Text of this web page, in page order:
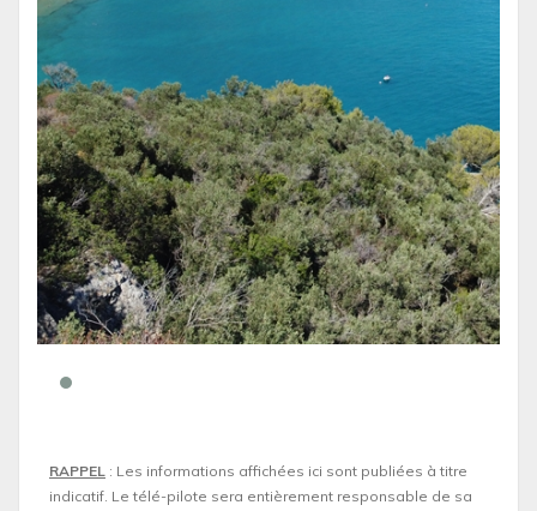
RAPPEL : Les informations affichées ici sont publiées à titre
indicatif. Le télé-pilote sera entièrement responsable de sa